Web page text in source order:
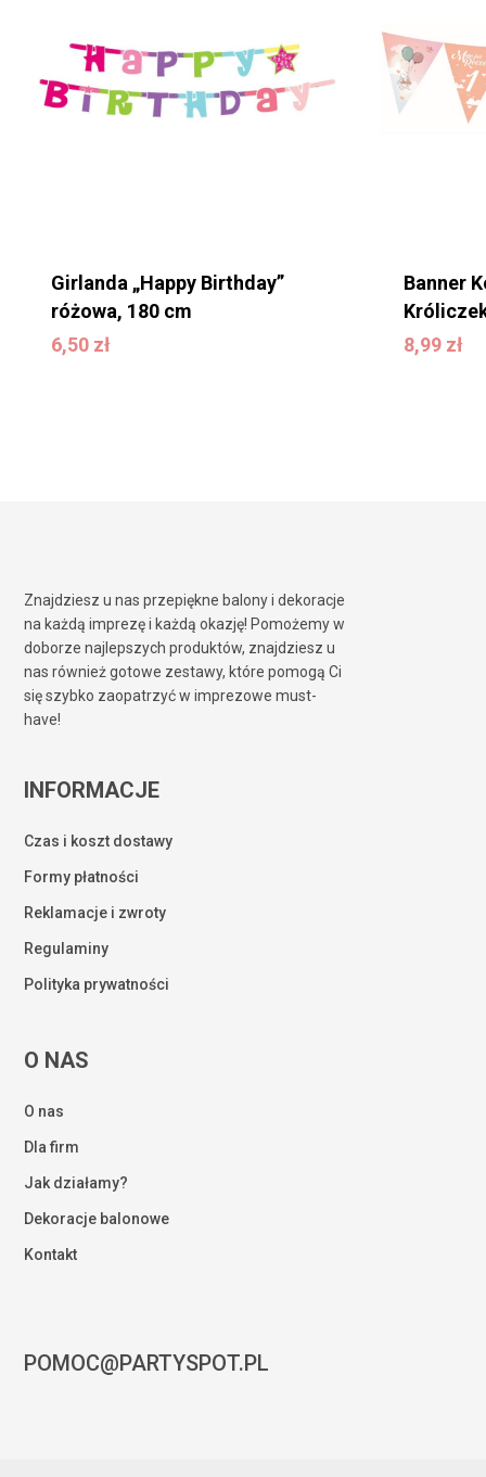
Girlanda „Happy Birthday”
różowa, 180 cm
6,50 zł
6,50zł
Banner
8,99 zł
8,99zł
Znajdziesz u nas przepiękne balony i dekoracje
na każdą imprezę i każdą okazję! Pomożemy w
doborze najlepszych produktów, znajdziesz u
nas również gotowe zestawy, które pomogą Ci
się szybko zaopatrzyć w imprezowe must-
have!
INFORMACJE
Czas i koszt dostawy
Formy płatności
Reklamacje i zwroty
Regulaminy
Polityka prywatności
O NAS
O nas
Dla firm
Jak działamy?
Dekoracje balonowe
Kontakt
POMOC@PARTYSPOT.PL